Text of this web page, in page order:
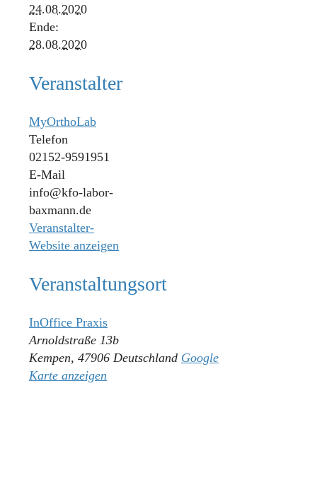
24.08.2020
Ende:
28.08.2020
Veranstalter
MyOrthoLab
Telefon
02152-9591951
E-Mail
info@kfo-labor-
baxmann.de
Veranstalter-
Website anzeigen
Veranstaltungsort
InOffice Praxis
Arnoldstraße 13b
Kempen, 47906 Deutschland Google
Karte anzeigen